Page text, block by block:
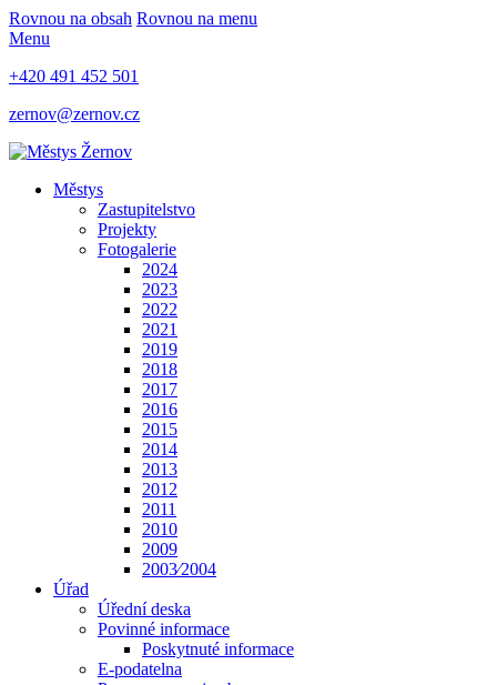
Rovnou na obsah Rovnou na menu
Menu
+420 491 452 501
zernov@zernov.cz
Městys
Zastupitelstvo
Projekty
Fotogalerie
2024
2023
2022
2021
2019
2018
2017
2016
2015
2014
2013
2012
2011
2010
2009
2003⁄2004
Úřad
Úřední deska
Povinné informace
Poskytnuté informace
E-podatelna